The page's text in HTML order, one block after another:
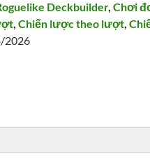
Deckbuilder,Chơi
,Chiến lược theo lượt,
2026